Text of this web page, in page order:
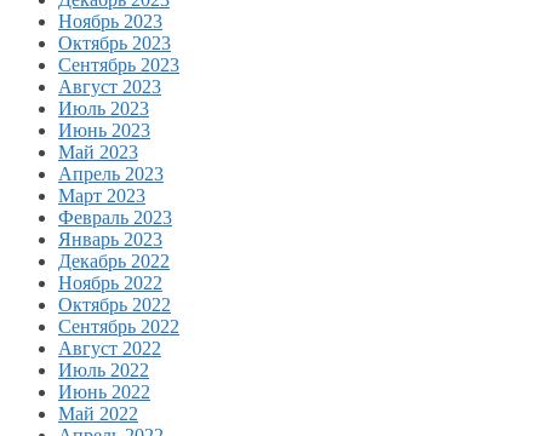
Ноябрь 2023
Октябрь 2023
Сентябрь 2023
Август 2023
Июль 2023
Июнь 2023
Май 2023
Апрель 2023
Март 2023
Февраль 2023
Январь 2023
Декабрь 2022
Ноябрь 2022
Октябрь 2022
Сентябрь 2022
Август 2022
Июль 2022
Июнь 2022
Май 2022